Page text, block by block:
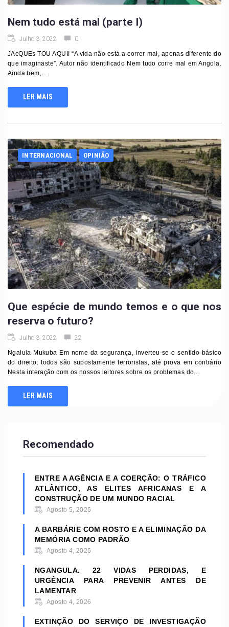
Nem tudo está mal (parte I)
Julho 3, 2022 0
JAcQUEs TOU AQUI! “A vida não está a correr mal, apenas diferente do
que imaginaste”. Autor não identificado Nem tudo corre mal em Angola.
Ainda bem,...
LER MAIS
INTERNACIONAL OPINIÃO
Que espécie de mundo temos e o que nos
reserva o futuro?
Julho 3, 2022 22
Ngalula Mukuba Em nome da segurança, inverteu-se o sentido básico
do direito: todos são supostamente terroristas, até prova em contrário
Nesta interação com os nossos leitores sobre os problemas do...
LER MAIS
Recomendado
ENTRE A AGÊNCIA E A COERÇÃO: O TRÁFICO
ATLÂNTICO, AS ELITES AFRICANAS E A
CONSTRUÇÃO DE UM MUNDO RACIAL
Agosto 5, 2026
A BARBÁRIE COM ROSTO E A ELIMINAÇÃO DA
MEMÓRIA COMO PADRÃO
Agosto 4, 2026
NGANGULA. 22 VIDAS PERDIDAS, E
URGÊNCIA PARA PREVENIR ANTES DE
LAMENTAR
Agosto 4, 2026
EXTINÇÃO DO SERVIÇO DE INVESTIGAÇÃO